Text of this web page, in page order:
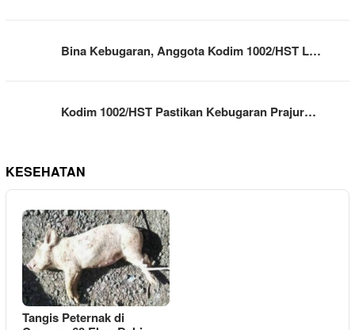
Bina Kebugaran, Anggota Kodim 1002/HST L…
Kodim 1002/HST Pastikan Kebugaran Prajur…
KESEHATAN
Tangis Peternak di